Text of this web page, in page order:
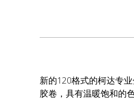
新的120格式的柯达专
胶卷，具有温暖饱和的